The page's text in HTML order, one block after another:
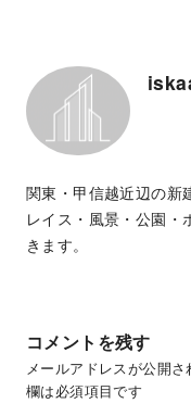
関東・甲信越近辺の新
レイス・風景・公園・
きます。
コメントを残す
メールアドレスが公開さ
欄は必須項目です